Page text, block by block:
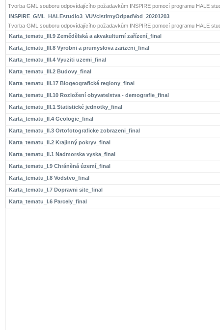
Tvorba GML souboru odpovídajícího požadavkům INSPIRE pomocí programu HALE
INSPIRE_GML_HALEstudio3_VUVcistirnyOdpadVod_20201203
Tvorba GML souboru odpovídajícího požadavkům INSPIRE pomocí programu HALE
Karta_tematu_III.9 Zemědělská a akvakulturní zařízení_final
Karta_tematu_III.8 Vyrobni a prumyslova zarizeni_final
Karta_tematu_III.4 Vyuziti uzemi_final
Karta_tematu_III.2 Budovy_final
Karta_tematu_III.17 Biogeografické regiony_final
Karta_tematu_III.10 Rozložení obyvatelstva - demografie_final
Karta_tematu_III.1 Statistické jednotky_final
Karta_tematu_II.4 Geologie_final
Karta_tematu_II.3 Ortofotograficke zobrazeni_final
Karta_tematu_II.2 Krajinný pokryv_final
Karta_tematu_II.1 Nadmorska vyska_final
Karta_tematu_I.9 Chráněná území_final
Karta_tematu_I.8 Vodstvo_final
Karta_tematu_I.7 Dopravni site_final
Karta_tematu_I.6 Parcely_final